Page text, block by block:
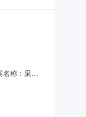
名称：采购
手机：电